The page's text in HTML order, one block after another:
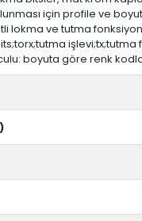
için profile ve
lokma ve tutma
boyuta göre renk